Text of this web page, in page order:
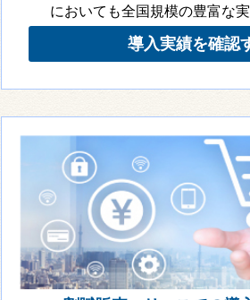
においても全国規模の豊富な実
導入実績を確認